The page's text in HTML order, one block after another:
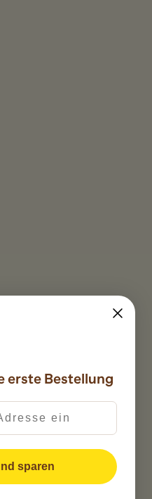
erste Bestellung
sparen